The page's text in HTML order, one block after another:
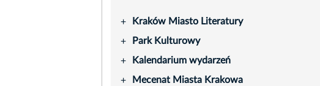
+ Kraków Miasto Literatury
+ Park Kulturowy
+ Kalendarium wydarzeń
+ Mecenat Miasta Krakowa